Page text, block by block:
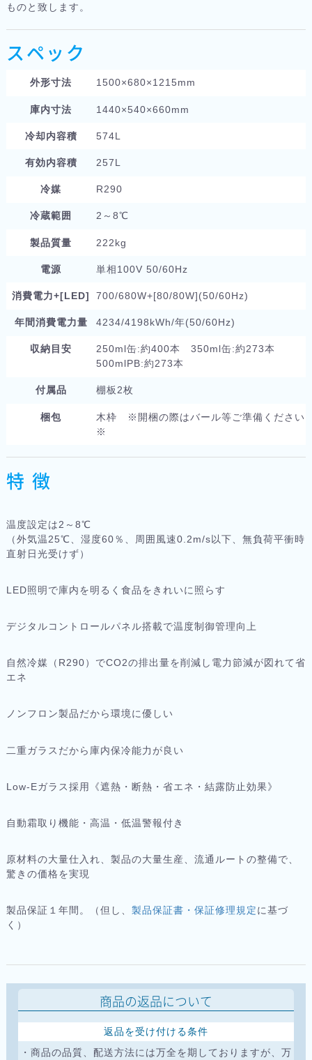
ものと致します。
スペック
外形寸法 1500×680×1215mm
庫内寸法 1440×540×660mm
冷却内容積 574L
有効内容積 257L
冷媒 R290
冷蔵範囲 2～8℃
製品質量 222kg
電源 単相100V 50/60Hz
消費電力+[LED] 700/680W+[80/80W](50/60Hz)
年間消費電力量 4234/4198kWh/年(50/60Hz)
収納目安
250ml缶:約400本 350ml缶:約273本
500mlPB:約273本
付属品 棚板2枚
梱包
木枠 ※開梱の際はバール等ご準備ください
※
特 徴
温度設定は2～8℃
（外気温25℃、湿度60％、周囲風速0.2m/s以下、無負荷平衝時
直射日光受けず）
LED照明で庫内を明るく食品をきれいに照らす
デジタルコントロールパネル搭載で温度制御管理向上
自然冷媒（R290）でCO2の排出量を削減し電力節減が図れて省
エネ
ノンフロン製品だから環境に優しい
二重ガラスだから庫内保冷能力が良い
Low-Eガラス採用《遮熱・断熱・省エネ・結露防止効果》
自動霜取り機能・高温・低温警報付き
原材料の大量仕入れ、製品の大量生産、流通ルートの整備で、
驚きの価格を実現
製品保証１年間。（但し、 製品保証書・保証修理規定に基づ
く）
商品の返品について
返品を受け付ける条件
・商品の品質、配送方法には万全を期しておりますが、万